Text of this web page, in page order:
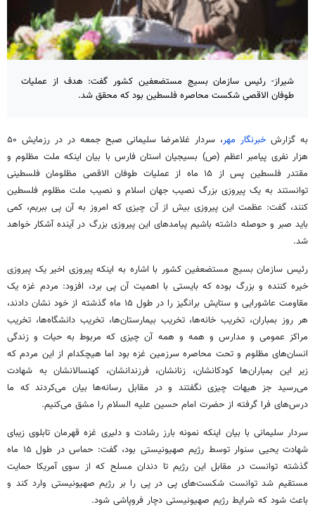
شیراز- رئیس سازمان بسیج مستضعفین کشور گفت: هدف از عملیات
طوفان الاقصی شکست محاصره فلسطین بود که محقق شد.
به گزارشخبرنگار مهر
، سردار غلامرضا سلیمانی صبح جمعه در در رزمایش ۵۰
هزار نفری پیامبر اعظم (ص) بسیجیان استان فارس با بیان اینکه ملت مظلوم و
مقتدر فلسطین پس از ۱۵ ماه از عملیات طوفان الاقصی مظلومان فلسطینی
توانستند به یک پیروزی بزرگ نصیب جهان اسلام و نصیب ملت مظلوم فلسطین
کنند، گفت: عظمت این پیروزی بیش از آن چیزی که امروز به آن پی ببریم، کمی
باید صبر و حوصله داشته باشیم پیامدهای این پیروزی بزرگ در آینده آشکار خواهد
شد.
رئیس سازمان بسیج مستضعفین کشور با اشاره به اینکه پیروزی اخیر یک پیروزی
خیره کننده و بزرگ بوده که بایستی با اهمیت آن پی برد، افزود: مردم غزه یک
مقاومت عاشورایی و ستایش برانگیز را در طول ۱۵ ماه گذشته از خود نشان دادند،
هر روز بمباران، تخریب خانه‌ها، تخریب بیمارستان‌ها، تخریب دانشگاه‌ها، تخریب
مراکز عمومی و مدارس و همه و همه آن چیزی که مربوط به حیات و زندگی
انسان‌های مظلوم و تحت محاصره سرزمین غزه بود اما هیچکدام از این مردم که
زیر این بمباران‌ها کودکانشان، زنانشان، فرزندانشان، کهنسالانشان به شهادت
می‌رسید جز هیهات چیزی نگفتند و در مقابل رسانه‌ها بیان می‌کردند که ما
درس‌های فرا گرفته از حضرت امام حسین علیه السلام را مشق می‌کنیم.
سردار سلیمانی با بیان اینکه نمونه بارز رشادت و دلیری غزه قهرمان تابلوی زیبای
شهادت یحیی سنوار توسط رژیم صهیونیستی بود، گفت: حماس در طول ۱۵ ماه
گذشته توانست در مقابل این رژیم تا دندان مسلح که از سوی آمریکا حمایت
مستقیم شد توانست شکست‌های پی در پی را بر رژیم صهیونیستی وارد کند و
باعث شود که شرایط رژیم صهیونیستی دچار فروپاشی شود.